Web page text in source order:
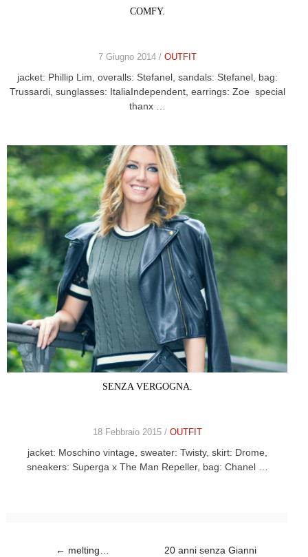
COMFY.
7 Giugno 2014 / OUTFIT
jacket: Phillip Lim, overalls: Stefanel, sandals: Stefanel, bag:
Trussardi, sunglasses: ItaliaIndependent, earrings: Zoe special
thanx …
SENZA VERGOGNA.
18 Febbraio 2015 / OUTFIT
jacket: Moschino vintage, sweater: Twisty, skirt: Drome,
sneakers: Superga x The Man Repeller, bag: Chanel …
Post navigation
← melting…
20 anni senza Gianni